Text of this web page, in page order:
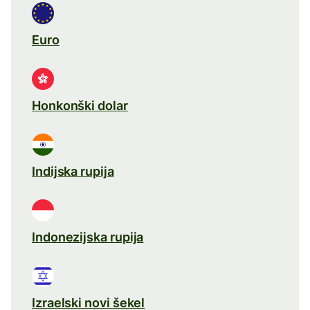
Euro
Honkonški dolar
Indijska rupija
Indonezijska rupija
Izraelski novi šekel